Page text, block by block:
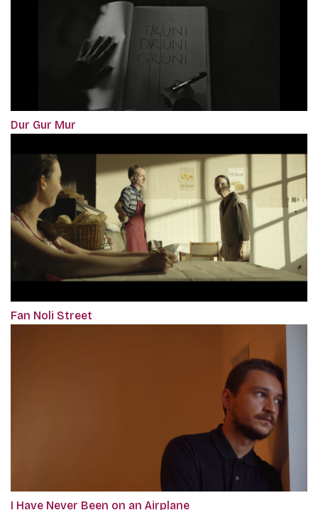
Dur Gur Mur
Fan Noli Street
I Have Never Been on an Airplane